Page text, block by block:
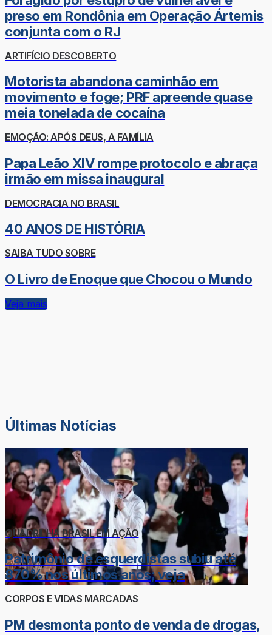
preso em Rondônia em Operação Ártemis
conjunta com o RJ
ARTIFÍCIO DESCOBERTO
Motorista abandona caminhão em
movimento e foge; PRF apreende quase
meia tonelada de cocaína
EMOÇÃO: APÓS DEUS, A FAMÍLIA
Papa Leão XIV rompe protocolo e abraça
irmão em missa inaugural
DEMOCRACIA NO BRASIL
40 ANOS DE HISTÓRIA
SAIBA TUDO SOBRE
O Livro de Enoque que Chocou o Mundo
Veja mais
Últimas Notícias
QUADRILHA BRASIL EM AÇÃO
Patrimônio de esquerdistas subiu até
870% nos últimos anos; veja
CORPOS E VIDAS MARCADAS
PM desmonta ponto de venda de drogas,